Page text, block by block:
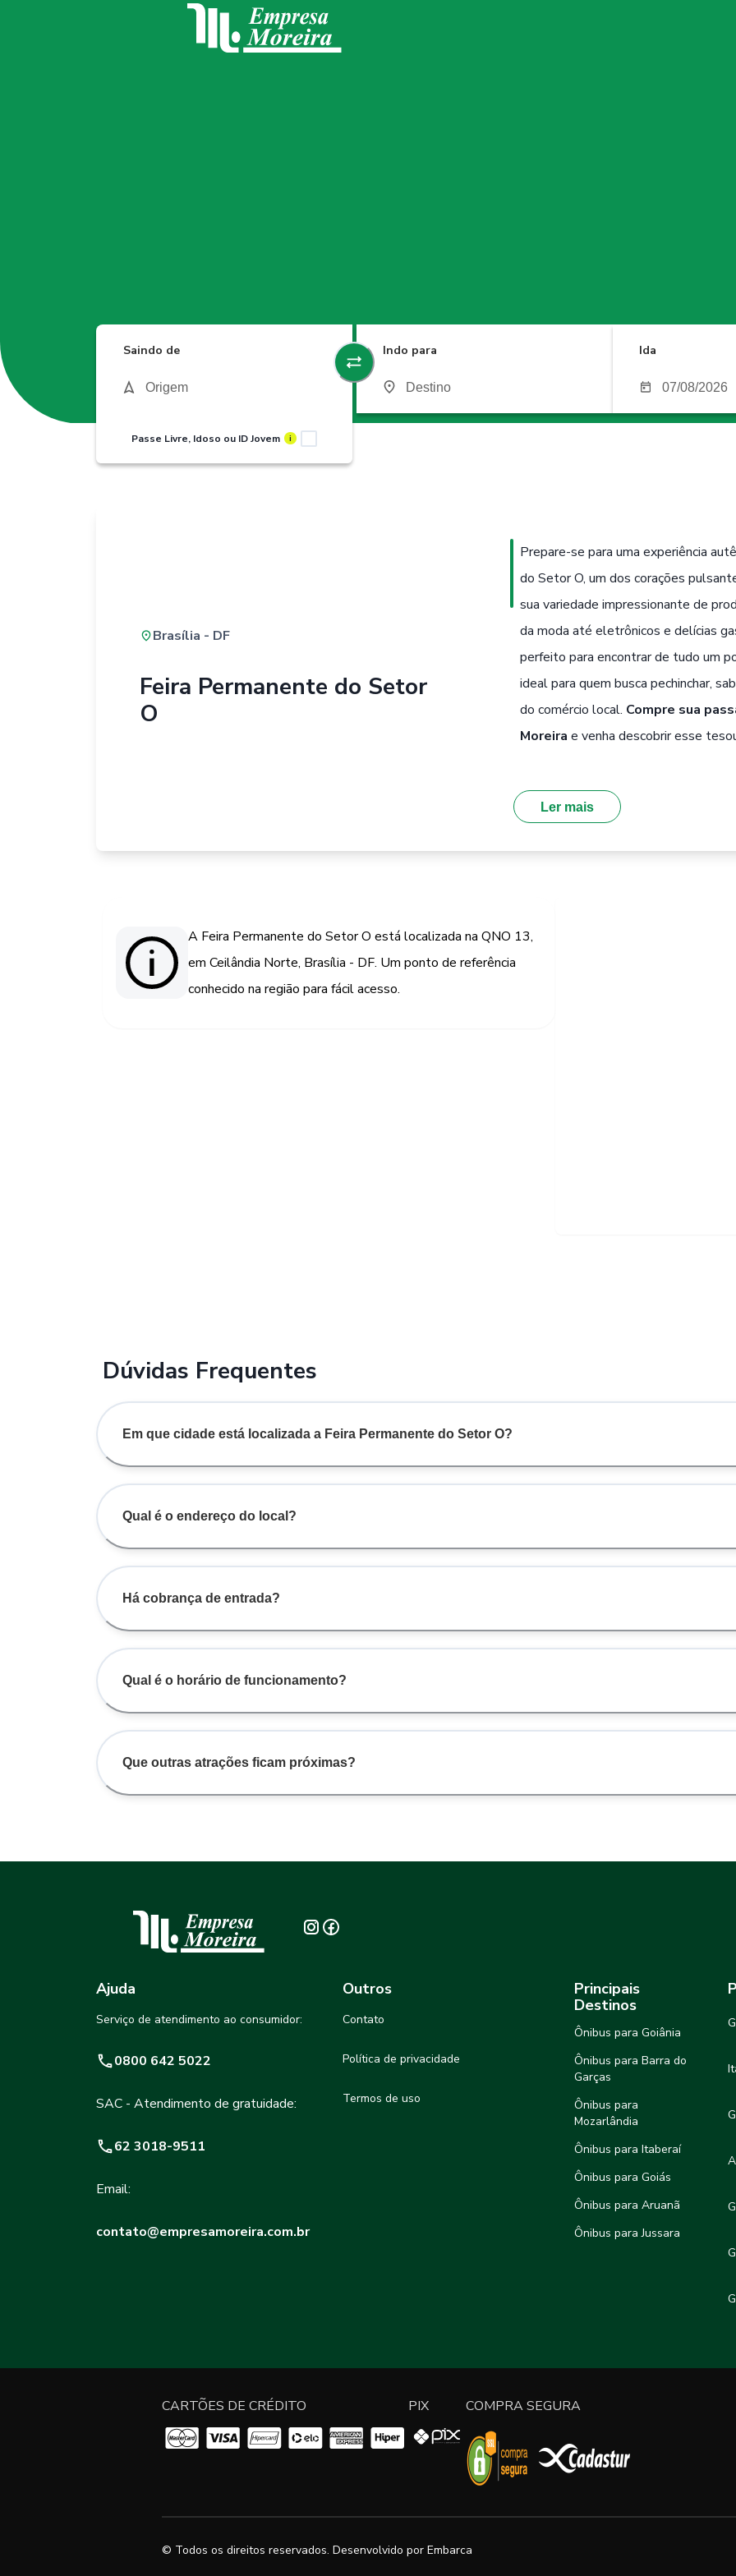
Saindo de
Passe Livre, Idoso ou ID Jovem i
Indo para Ida
Brasília - DF
Feira Permanente do Setor
O
Prepare-se para uma experiência
do Setor O, um dos corações
sua variedade impressionante de
da moda até eletrônicos e delícias
perfeito para encontrar de tudo um
ideal para quem busca pechinchar,
do comércio local. Compre sua
Moreira e venha descobrir esse
Ler mais
A Feira Permanente do Setor O está localizada na QNO 13,
em Ceilândia Norte, Brasília - DF. Um ponto de referência
conhecido na região para fácil acesso.
Dúvidas Frequentes
Em que cidade está localizada a Feira Permanente do Setor O?
Qual é o endereço do local?
Há cobrança de entrada?
Qual é o horário de funcionamento?
Que outras atrações ficam próximas?
Ajuda
Serviço de atendimento ao consumidor:
0800 642 5022
SAC - Atendimento de gratuidade:
62 3018-9511
Email:
contato@empresamoreira.com.br
Outros
Contato
Política de privacidade
Termos de uso
Principais
Destinos
Ônibus para Goiânia
Ônibus para Barra do
Garças
Ônibus para
Mozarlândia
Ônibus para Itaberaí
Ônibus para Goiás
Ônibus para Aruanã
Ônibus para Jussara
CARTÕES DE CRÉDITO PIX COMPRA SEGURA
© Todos os direitos reservados. Desenvolvido por Embarca